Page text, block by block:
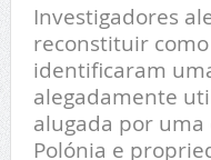
Investigadores
reconstituir
identificaram
alegadamente
alugada por
Polónia e